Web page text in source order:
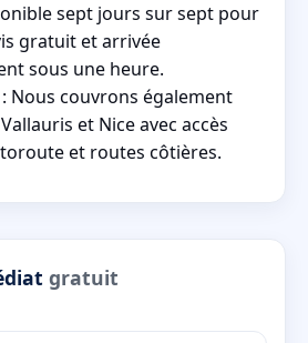
sept jours sur sept pour
gratuit et arrivée
sous une heure.
: Nous couvrons également
et Nice avec accès
et routes côtières.
gratuit